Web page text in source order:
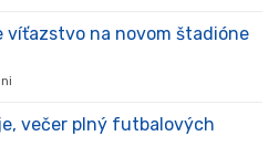
stal
súťaži
Lavrinčík
sa
víťazstvo na novom štadióne
oslavuje
večer plný futbalových